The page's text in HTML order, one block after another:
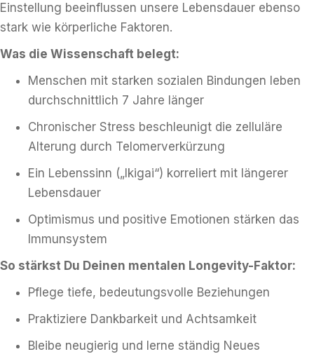
Einstellung beeinflussen unsere Lebensdauer ebenso
stark wie körperliche Faktoren.
Was die Wissenschaft belegt:
Menschen mit starken sozialen Bindungen leben
durchschnittlich 7 Jahre länger
Chronischer Stress beschleunigt die zelluläre
Alterung durch Telomerverkürzung
Ein Lebenssinn („Ikigai“) korreliert mit längerer
Lebensdauer
Optimismus und positive Emotionen stärken das
Immunsystem
So stärkst Du Deinen mentalen Longevity-Faktor:
Pflege tiefe, bedeutungsvolle Beziehungen
Praktiziere Dankbarkeit und Achtsamkeit
Bleibe neugierig und lerne ständig Neues